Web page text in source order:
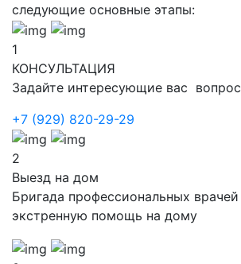
следующие основные этапы:
1
КОНСУЛЬТАЦИЯ
Задайте интересующие вас
+7 (929) 820-29-29
2
Выезд на дом
Бригада профессиональных врачей
экстренную помощь на дому